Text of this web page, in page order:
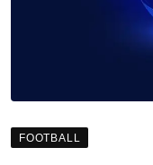
FOOTBALL